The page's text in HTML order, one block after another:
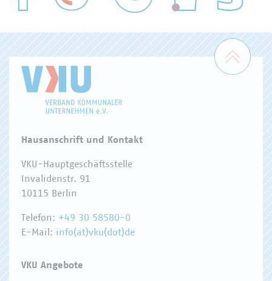
Zum
Hausanschrift und Kontakt
VKU-Hauptgeschäftsstelle
Invalidenstr. 91
10115 Berlin
Telefon: +49 30 58580-0
E-Mail: info(at)vku(dot)de
VKU Angebote